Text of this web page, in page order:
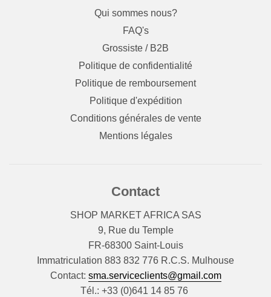
Qui sommes nous?
FAQ's
Grossiste / B2B
Politique de confidentialité
Politique de remboursement
Politique d'expédition
Conditions générales de vente
Mentions légales
Contact
SHOP MARKET AFRICA SAS
9, Rue du Temple
FR-68300 Saint-Louis
Immatriculation 883 832 776 R.C.S. Mulhouse
Contact: sma.serviceclients@gmail.com
Tél.: +33 (0)641 14 85 76